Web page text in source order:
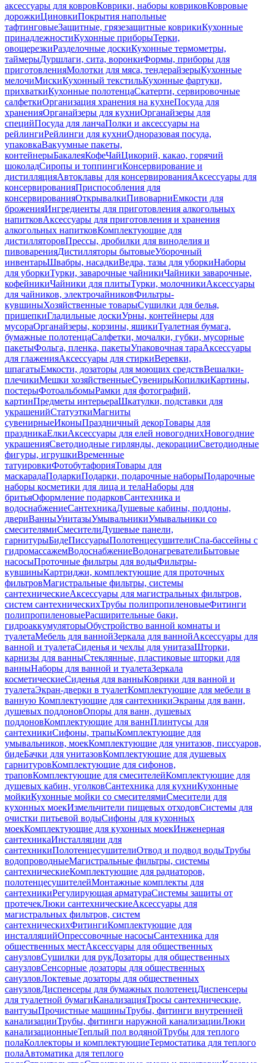
аксессуары для ковровКоврики, наборы ковриковКовровые
дорожкиЦиновкиПокрытия напольные
тафтинговыеЗащитные, грязезащитные коврикиКухонные
принадлежностиКухонные приборыТерки,
овощерезкиРазделочные доскиКухонные термометры,
таймерыДуршлаги, сита, воронкиФормы, приборы для
приготовленияМолотки для мяса, тендерайзерыКухонные
мелочиМискиКухонный текстильКухонные фартуки,
прихваткиКухонные полотенцаСкатерти, сервировочные
салфеткиОрганизация хранения на кухнеПосуда для
храненияОрганайзеры для кухниОрганайзеры для
специйПосуда для ланчаПолки и аксессуары на
рейлингиРейлинги для кухниОдноразовая посуда,
упаковкаВакуумные пакеты,
контейнерыБакалеяКофеЧайЦикорий, какао, горячий
шоколадСиропы и топпингиКонсервирование и
дистилляцияАвтоклавы для консервированияАксессуары для
консервированияПриспособления для
консервированияОткрывалкиПивоварниЕмкости для
броженияИнгредиенты для приготовления алкогольных
напитковАксессуары для приготовления и хранения
алкогольных напитковКомплектующие для
дистилляторовПрессы, дробилки для виноделия и
пивоваренияДистилляторы бытовыеУборочный
инвентарьШвабры, насадкиВедра, тазы для уборкиНаборы
для уборкиТурки, заварочные чайникиЧайники заварочные,
кофейникиЧайники для плитыТурки, молочникиАксессуары
для чайников, электрочайниковФильтры-
кувшиныХозяйственные товарыСушилки для белья,
прищепкиГладильные доскиУрны, контейнеры для
мусораОрганайзеры, корзины, ящикиТуалетная бумага,
бумажные полотенцаСалфетки, мочалки, губки, мусорные
пакетыФольга, пленка, пакетыУпаковочная тараАксессуары
для глаженияАксессуары для стиркиВеревки,
шпагатыЕмкости, дозаторы для моющих средствВешалки-
плечикиМешки хозяйственныеСувенирыКопилкиКартины,
постерыФотоальбомыРамки для фотографий,
картинПредметы интерьераШкатулки, подставки для
украшенийСтатуэткиМагниты
сувенирныеИконыПраздничный декорТовары для
праздникаЕлкиАксессуары для елей новогоднихНовогодние
украшенияСветодиодные гирлянды, декорацииСветодиодные
фигуры, игрушкиВременные
татуировкиФотобутафорияТовары для
маскарадаПодаркиПодарки, подарочные наборыПодарочные
наборы косметики для лица и телаНаборы для
бритьяОформление подарковСантехника и
водоснабжениеСантехникаДушевые кабины, поддоны,
двериВанныУнитазыУмывальникиУмывальники со
смесителямиСмесителиДушевые панели,
гарнитурыБидеПиссуарыПолотенцесушителиСпа-бассейны с
гидромассажемВодоснабжениеВодонагревателиБытовые
насосыПроточные фильтры для водыФильтры-
кувшиныКартриджи, комплектующие для проточных
фильтровМагистральные фильтры, системы
сантехническиеАксессуары для магистральных фильтров,
систем сантехническихТрубы полипропиленовыеФитинги
полипропиленовыеРасширительные баки,
гидроаккумуляторыОбустройство ванной комнаты и
туалетаМебель для ваннойЗеркала для ваннойАксессуары для
ванной и туалетаСиденья и чехлы для унитазаШторки,
карнизы для ванныСтеклянные, пластиковые шторки для
ванныНаборы для ванной и туалетаЗеркала
косметическиеСиденья для ванныКоврики для ванной и
туалетаЭкран-дверки в туалетКомплектующие для мебели в
ванную Комплектующие для сантехникиЭкраны для ванн,
душевых поддоновОпоры для ванн, душевых
поддоновКомплектующие для ваннПлинтусы для
сантехникиСифоны, трапыКомплектующие для
умывальников, моекКомплектующие для унитазов, писсуаров,
бидеБачки для унитазовКомплектующие для душевых
гарнитуровКомплектующие для сифонов,
траповКомплектующие для смесителейКомплектующие для
душевых кабин, уголковСантехника для кухниКухонные
мойкиКухонные мойки со смесителямиСмесители для
кухонных моекИзмельчители пищевых отходовСистемы для
очистки питьевой водыСифоны для кухонных
моекКомплектующие для кухонных моекИнженерная
сантехникаИнсталляции для
сантехникиПолотенцесушителиОтвод и подвод водыТрубы
водопроводныеМагистральные фильтры, системы
сантехническиеКомплектующие для радиаторов,
полотенцесушителейМонтажные комплекты для
сантехникиРегулирующая арматураСистемы защиты от
протечекЛюки сантехническиеАксессуары для
магистральных фильтров, систем
сантехническихФитингиКомплектующие для
инсталляцийОпрессовочные насосыСантехника для
общественных местАксессуары для общественных
санузловСушилки для рукДозаторы для общественных
санузловСенсорные дозаторы для общественных
санузловЛоктевые дозаторы для общественных
санузловДиспенсеры для бумажных полотенецДиспенсеры
для туалетной бумагиКанализацияТросы сантехнические,
вантузыПрочистные машиныТрубы, фитинги внутренней
канализацииТрубы, фитинги наружной канализацииЛюки
канализационныеТеплый пол водянойТрубы для теплого
полаКоллекторы и комплектующиеТермостатика для теплого
полаАвтоматика для теплого